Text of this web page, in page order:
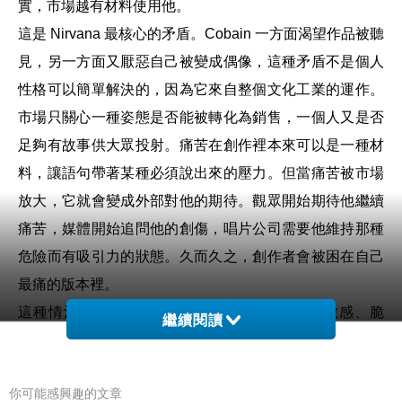
實，市場越有材料使用他。
這是 Nirvana 最核心的矛盾。Cobain 一方面渴望作品被聽
見，另一方面又厭惡自己被變成偶像，這種矛盾不是個人
性格可以簡單解決的，因為它來自整個文化工業的運作。
市場只關心一種姿態是否能被轉化為銷售，一個人又是否
足夠有故事供大眾投射。痛苦在創作裡本來可以是一種材
料，讓語句帶著某種必須說出來的壓力。但當痛苦被市場
放大，它就會變成外部對他的期待。觀眾開始期待他繼續
痛苦，媒體開始追問他的創傷，唱片公司需要他維持那種
危險而有吸引力的狀態。久而久之，創作者會被困在自己
最痛的版本裡。
這種情況對任何創作者都是危險的，對本來就敏感、脆
弱、抗拒權力結構的人尤其危險，因為市場不會放大創作
於創作者。每個人都把自己的孤獨、憤怒、青春、厭世放
繼續閱讀
你可能感興趣的文章